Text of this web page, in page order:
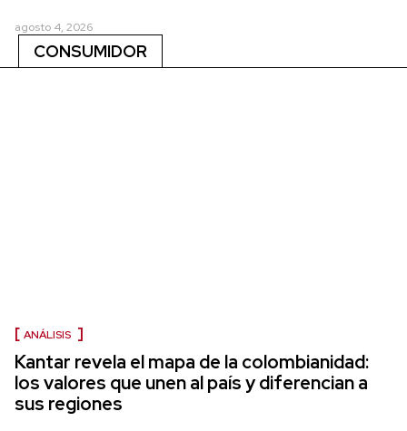
agosto 4, 2026
CONSUMIDOR
ANÁLISIS
Kantar revela el mapa de la colombianidad:
los valores que unen al país y diferencian a
sus regiones